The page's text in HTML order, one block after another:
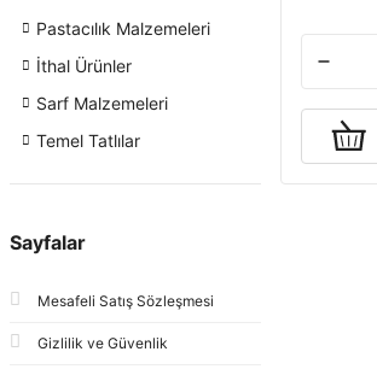
Pastacılık Malzemeleri
İthal Ürünler
Sarf Malzemeleri
Temel Tatlılar
Sayfalar
Mesafeli Satış Sözleşmesi
Gizlilik ve Güvenlik